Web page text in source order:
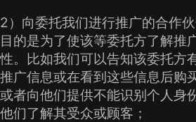
2）向委托我们进行推广的合作
目的是为了使该等委托方了解推
性。比如我们可以告知该委托方
推广信息或在看到这些信息后购
或者向他们提供不能识别个人身
他们了解其受众或顾客；